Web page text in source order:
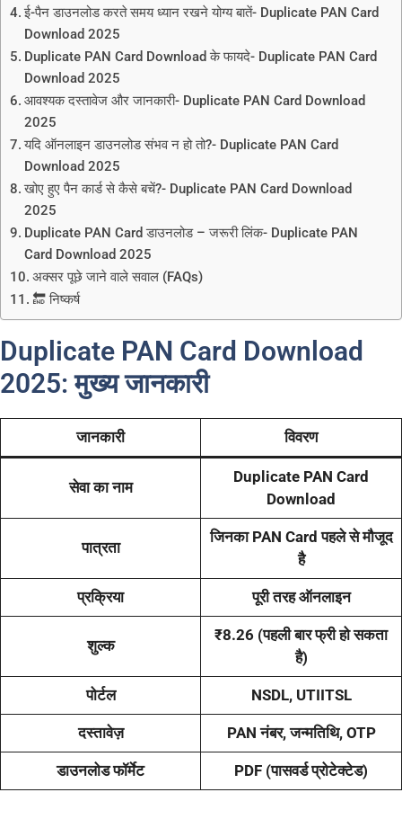
ई-पैन डाउनलोड करते समय ध्यान रखने योग्य बातें- Duplicate PAN Card
Download 2025
Duplicate PAN Card Download के फायदे- Duplicate PAN Card
Download 2025
आवश्यक दस्तावेज और जानकारी- Duplicate PAN Card Download
2025
यदि ऑनलाइन डाउनलोड संभव न हो तो?- Duplicate PAN Card
Download 2025
खोए हुए पैन कार्ड से कैसे बचें?- Duplicate PAN Card Download
2025
Duplicate PAN Card डाउनलोड – जरूरी लिंक- Duplicate PAN
Card Download 2025
अक्सर पूछे जाने वाले सवाल (FAQs)
🔚 निष्कर्ष
Duplicate PAN Card Download
2025: मुख्य जानकारी
जानकारी विवरण
सेवा का नाम
Duplicate PAN Card
Download
पात्रता
जिनका PAN Card पहले से मौजूद
है
प्रक्रिया पूरी तरह ऑनलाइन
शुल्क
₹8.26 (पहली बार फ्री हो सकता
है)
पोर्टल NSDL, UTIITSL
दस्तावेज़ PAN नंबर, जन्मतिथि, OTP
डाउनलोड फॉर्मेट PDF (पासवर्ड प्रोटेक्टेड)